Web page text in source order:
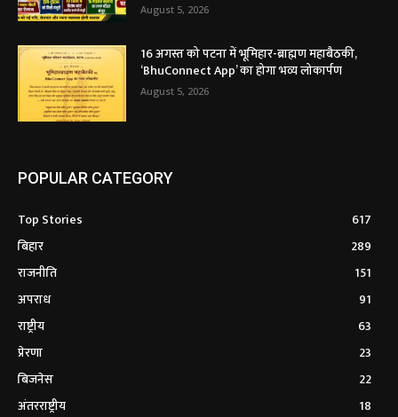
August 5, 2026
16 अगस्त को पटना में भूमिहार-ब्राह्मण महाबैठकी,
‘BhuConnect App’ का होगा भव्य लोकार्पण
August 5, 2026
POPULAR CATEGORY
Top Stories
617
बिहार
289
राजनीति
151
अपराध
91
राष्ट्रीय
63
प्रेरणा
23
बिजनेस
22
अंतरराष्ट्रीय
18